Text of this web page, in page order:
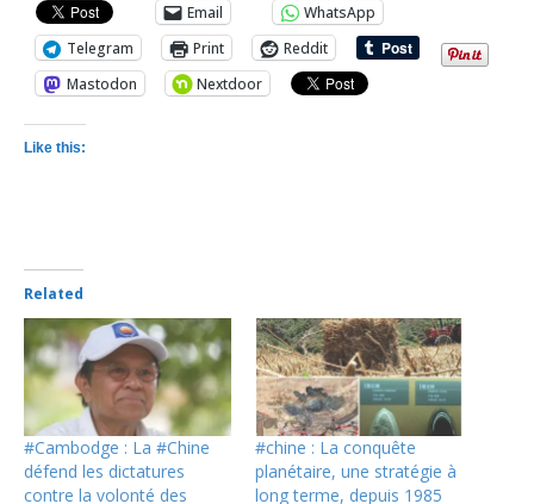
Email
WhatsApp
Telegram
Print
Reddit
Mastodon
Nextdoor
Like this:
Related
#Cambodge : La #Chine
défend les dictatures
contre la volonté des
#chine : La conquête
planétaire, une stratégie à
long terme, depuis 1985